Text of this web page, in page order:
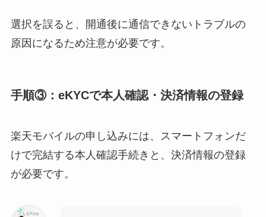
選択を誤ると、開通後に通信できないトラブルの
原因になるため注意が必要です。
手順③：eKYCで本人確認・決済情報の登録
楽天モバイルの申し込みには、スマートフォンだ
けで完結する本人確認手続きと、決済情報の登録
が必要です。